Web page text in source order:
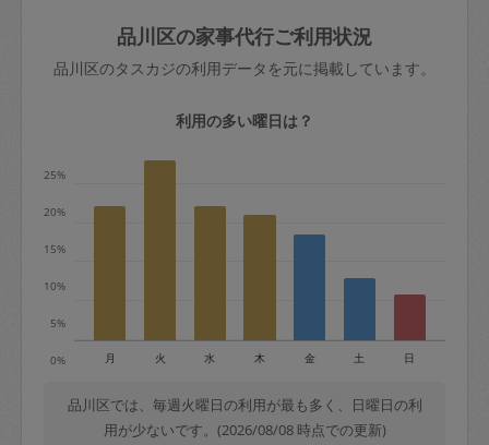
依頼者不在による当日キャンセル＝依頼
金額の100%＋交通費全額
※例：依頼日時／土曜日午前9時開始の場
＋交通費全額
依頼者不在による当日キャンセル＝依頼
金額の100%＋交通費全額
きた場合は損害保険の対象外となるので
ご注意ください。
玉、など
あわせてこちらも参照ください：初めて
はありますか？
品川区の家事代行ご利用状況
品川区のタスカジの利用データを元に掲載しています。
利用の多い曜日は？
0%
5%
10%
15%
20%
25%
月 火 水 木 金 土 日
品川区では、毎週火曜日の利用が最も多く、日曜日の利
用が少ないです。(2026/08/08 時点での更新)